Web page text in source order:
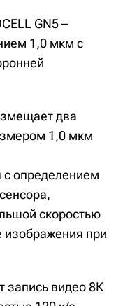
GN5 –
1,0 мкм с
два
1,0 мкм
определением
скоростью
изображения при
запись видео 8К